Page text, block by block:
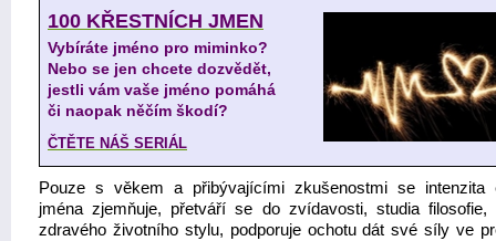
100 KŘESTNÍCH JMEN
Vybíráte jméno pro miminko?
Nebo se jen chcete dozvědět,
jestli vám vaše jméno pomáhá
či naopak něčím škodí?
ČTĚTE NÁŠ SERIÁL
Pouze s věkem a přibývajícími zkušenostmi se intenzita
jména zjemňuje, přetváří se do zvídavosti, studia filosofie,
zdravého životního stylu, podporuje ochotu dát své síly ve